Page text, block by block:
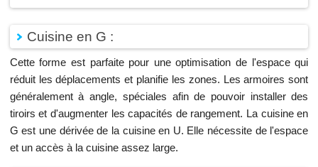
Cuisine en G :
Cette forme est parfaite pour une optimisation de l'espace qui
réduit les déplacements et planifie les zones. Les armoires sont
généralement à angle, spéciales afin de pouvoir installer des
tiroirs et d'augmenter les capacités de rangement. La cuisine en
G est une dérivée de la cuisine en U. Elle nécessite de l'espace
et un accès à la cuisine assez large.